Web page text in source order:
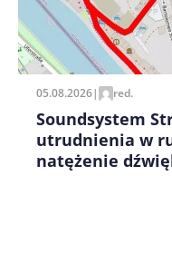
Zapamiętaj moje
pisania
05.08.2026| red.
Soundsystem
utrudnienia w
natężenie